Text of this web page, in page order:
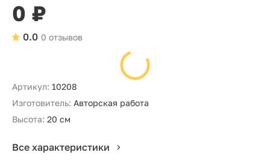
0 ₽
0 отзывов
0.0
Артикул: 10208
Изготовитель: Авторская работа
Высота: 20 см
Все характеристики